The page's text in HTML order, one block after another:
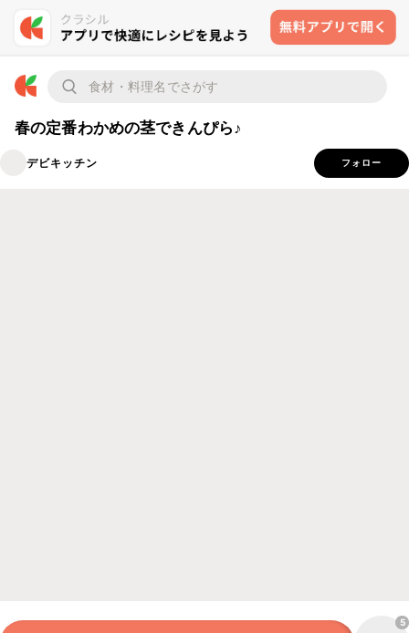
春の定番わかめの茎できんぴら♪
デビキッチン フォロー
5